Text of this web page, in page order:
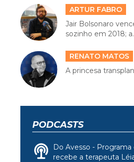
ARTUR FABRO
Jair Bolsonaro
sozinho em 2018;
RENATO MATOS
A princesa
PODCASTS
Do Avesso - Programa
recebe a terapeuta